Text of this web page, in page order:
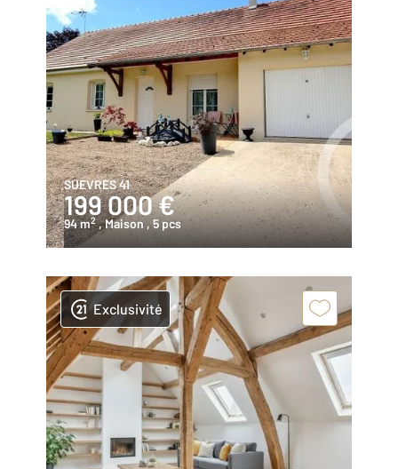
SUEVRES 41
199 000 €
94 m2 , Maison , 5 pcs
Exclusivité